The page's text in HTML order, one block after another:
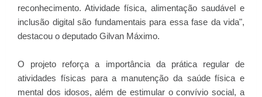
reconhecimento. Atividade física, alimentação saudável e
inclusão digital são fundamentais para essa fase da vida",
destacou o deputado Gilvan Máximo.
O projeto reforça a importância da prática regular de
atividades físicas para a manutenção da saúde física e
mental dos idosos, além de estimular o convívio social, a